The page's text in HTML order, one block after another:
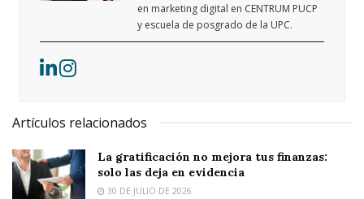
en marketing digital en CENTRUM PUCP
y escuela de posgrado de la UPC.
Artículos relacionados
La gratificación no mejora tus finanzas:
solo las deja en evidencia
30 DE JULIO DE 2026